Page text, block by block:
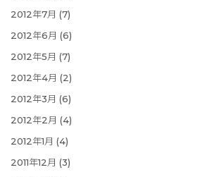
2012年7月 (7)
2012年6月 (6)
2012年5月 (7)
2012年4月 (2)
2012年3月 (6)
2012年2月 (4)
2012年1月 (4)
2011年12月 (3)